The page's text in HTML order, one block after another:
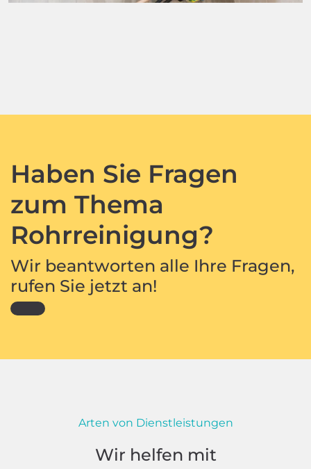
Haben Sie Fragen
zum Thema
Rohrreinigung?
Wir beantworten alle Ihre Fragen,
rufen Sie jetzt an!
Arten von Dienstleistungen
Wir helfen mit